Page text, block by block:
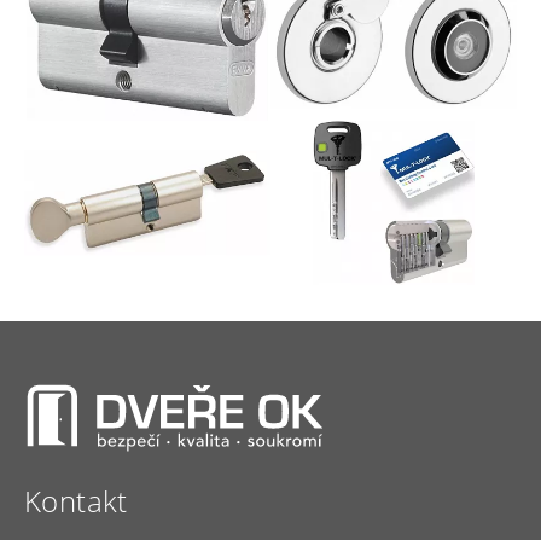
Kontakt